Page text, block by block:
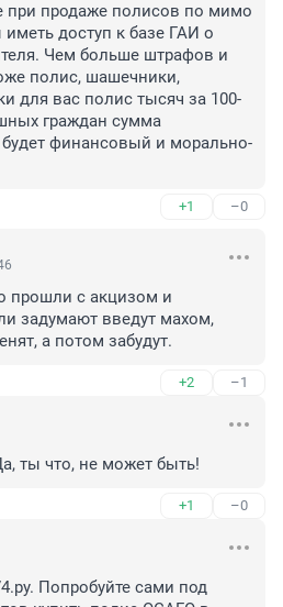
при продаже полисов по мимо
доступ к базе ГАИ о
Чем больше штрафов и
полис, шашечники,
для вас полис тысяч за 100-
граждан сумма
финансовый и морально-
+1 –0
прошли с акцизом и
задумают введут махом,
а потом забудут.
+2 –1
ты что, не может быть!
+1 –0
Попробуйте сами под